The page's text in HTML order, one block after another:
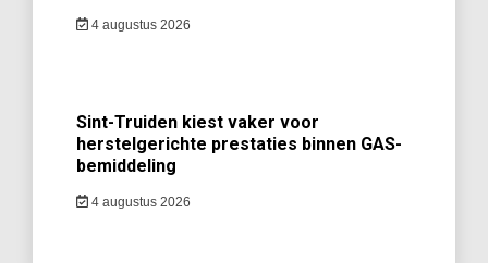
4 augustus 2026
Sint-Truiden kiest vaker voor
herstelgerichte prestaties binnen GAS-
bemiddeling
4 augustus 2026